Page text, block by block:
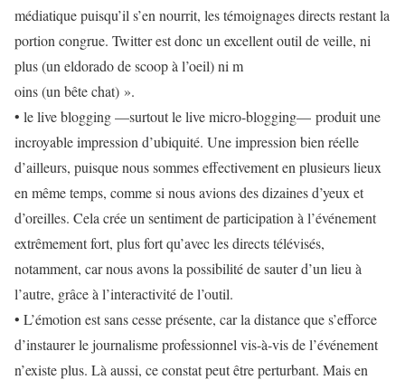
médiatique puisqu’il s’en nourrit, les témoignages directs restant la
portion congrue. Twitter est donc un excellent outil de veille, ni
plus (un eldorado de scoop à l’oeil) ni m
oins (un bête chat) ».
• le live blogging —surtout le live micro-blogging— produit une
incroyable impression d’ubiquité. Une impression bien réelle
d’ailleurs, puisque nous sommes effectivement en plusieurs lieux
en même temps, comme si nous avions des dizaines d’yeux et
d’oreilles. Cela crée un sentiment de participation à l’événement
extrêmement fort, plus fort qu’avec les directs télévisés,
notamment, car nous avons la possibilité de sauter d’un lieu à
l’autre, grâce à l’interactivité de l’outil.
• L’émotion est sans cesse présente, car la distance que s’efforce
d’instaurer le journalisme professionnel vis-à-vis de l’événement
n’existe plus. Là aussi, ce constat peut être perturbant. Mais en